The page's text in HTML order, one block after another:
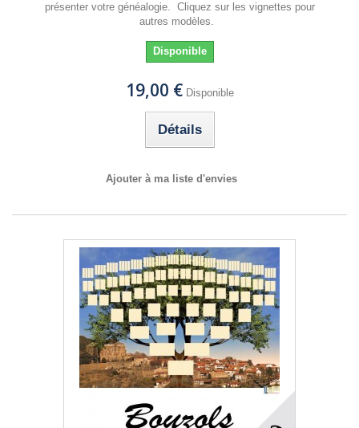
présenter votre généalogie. Cliquez sur les vignettes pour
autres modèles.
Disponible
19,00 € Disponible
Détails
Ajouter à ma liste d'envies